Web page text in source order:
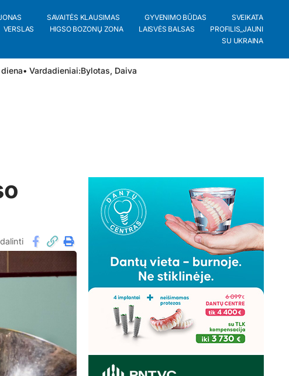
SAVAITĖS KLAUSIMAS GYVENIMO BŪDAS
SVEIKATA
VERSLAS HIGSO BOZONŲ ZONA LAISVĖS BALSAS
PROFILIS_JAUNI
SU UKRAINA
• Vardadieniai:Bylotas, Daiva